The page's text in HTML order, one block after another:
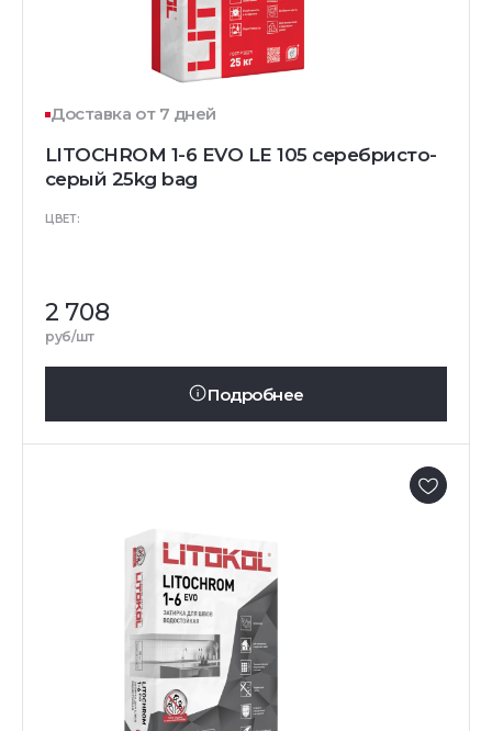
Доставка от 7 дней
LITOCHROM 1-6 EVO LE 105 серебристо-
серый 25kg bag
ЦВЕТ:
2 708
руб/шт
Подробнее